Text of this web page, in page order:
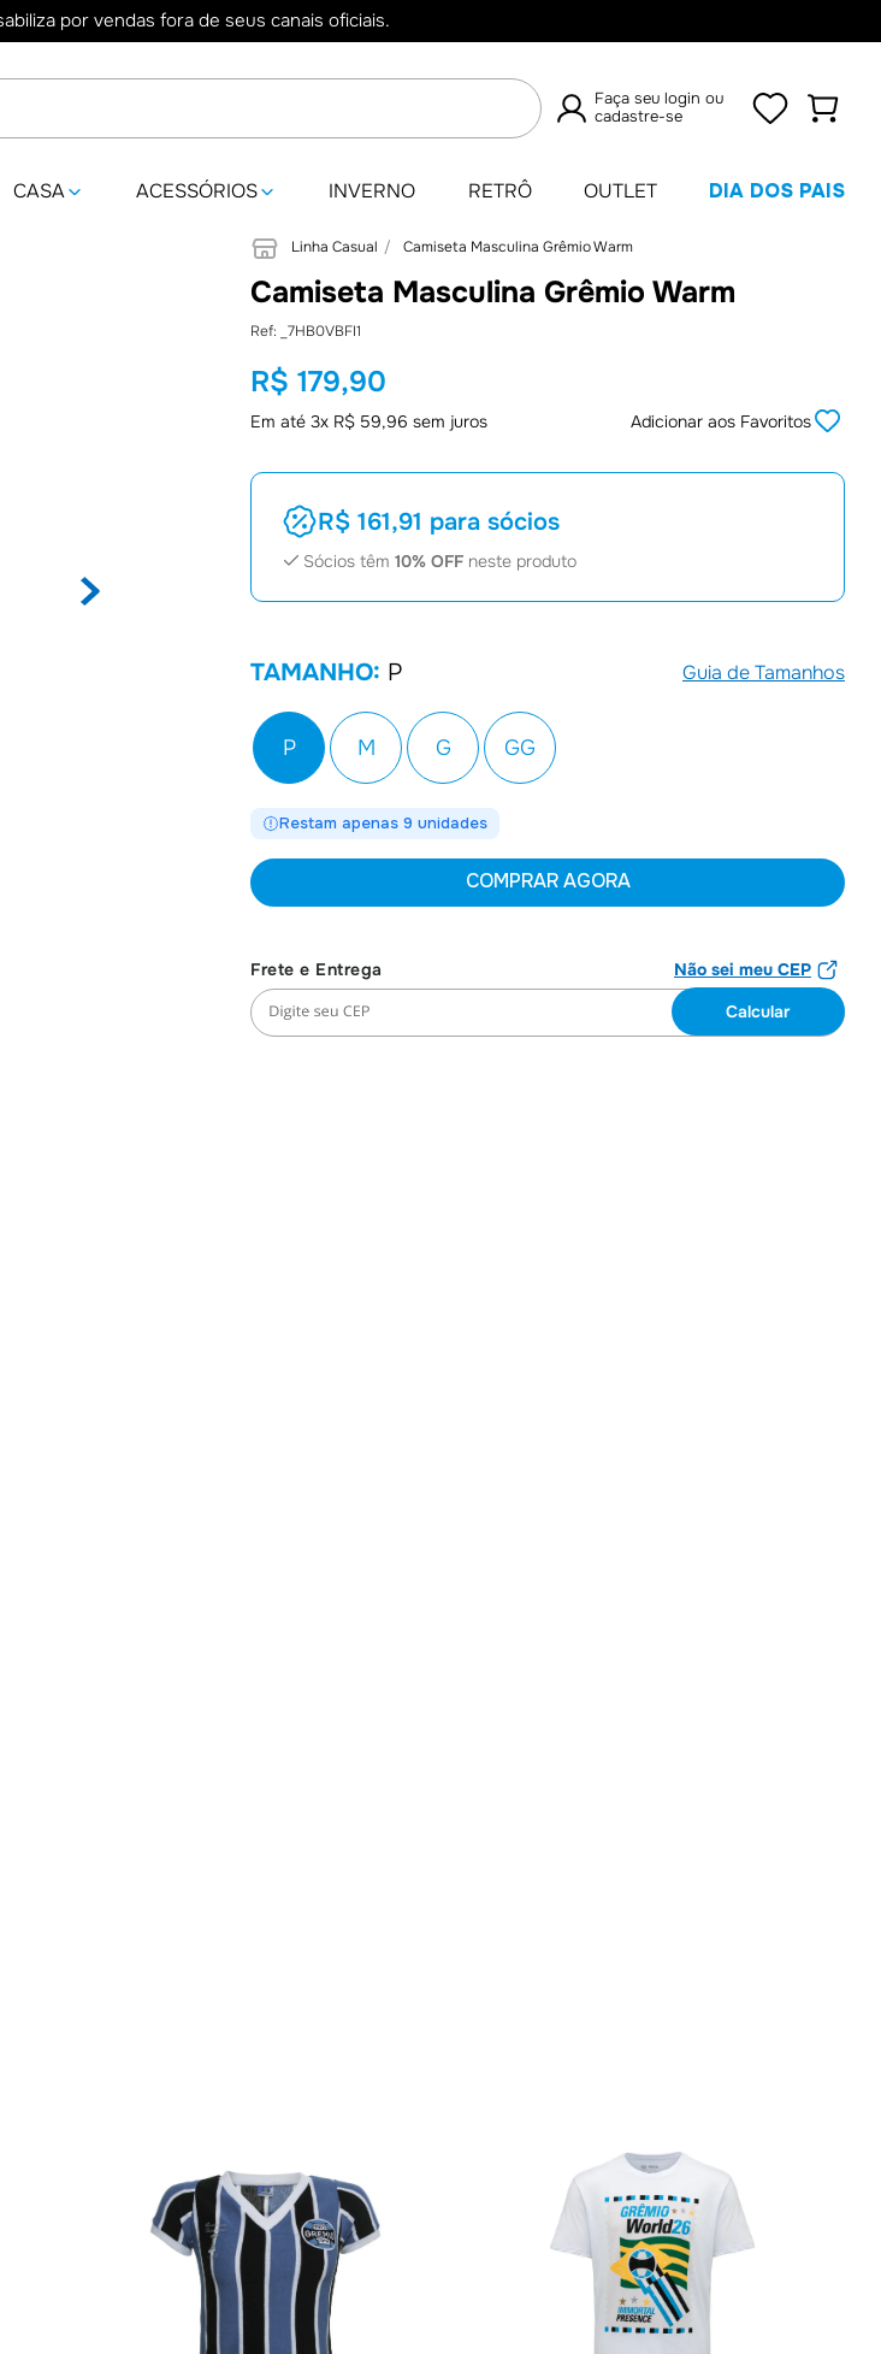
por vendas fora de seus canais oficiais.
Faça seu login ou
cadastre-se
CASA ACESSÓRIOS INVERNO RETRÔ OUTLET DIA DOS PAIS
Linha Casual Camiseta Masculina Grêmio Warm
Camiseta Masculina Grêmio Warm
: _7HB0VBFI1
R$ 179,90
Em até3x R$ 59,96 sem juros Adicionar aos Favoritos
R$ 161,91 para sócios
Sócios têm10% OFF neste produto
TAMANHO: P Guia de Tamanhos
P M G GG
Restam apenas 9 unidades
COMPRAR AGORA
Não sei meu CEP
TERMOS
BUSCADOS
Camisa
5º Jaqueta
6
Camiseta
7º Joias
8º Moletom